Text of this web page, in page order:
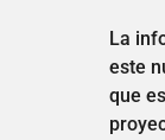
La
este
que